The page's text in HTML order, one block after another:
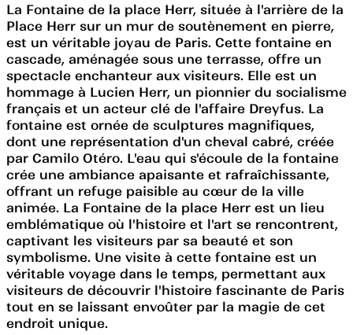
La Fontaine de la place Herr, située à l'arrière de la
Place Herr sur un mur de soutènement en pierre,
est un véritable joyau de Paris. Cette fontaine en
cascade, aménagée sous une terrasse, offre un
spectacle enchanteur aux visiteurs. Elle est un
hommage à Lucien Herr, un pionnier du socialisme
français et un acteur clé de l'affaire Dreyfus. La
fontaine est ornée de sculptures magnifiques,
dont une représentation d'un cheval cabré, créée
par Camilo Otéro. L'eau qui s'écoule de la fontaine
crée une ambiance apaisante et rafraîchissante,
offrant un refuge paisible au cœur de la ville
animée. La Fontaine de la place Herr est un lieu
emblématique où l'histoire et l'art se rencontrent,
captivant les visiteurs par sa beauté et son
symbolisme. Une visite à cette fontaine est un
véritable voyage dans le temps, permettant aux
visiteurs de découvrir l'histoire fascinante de Paris
tout en se laissant envoûter par la magie de cet
endroit unique.